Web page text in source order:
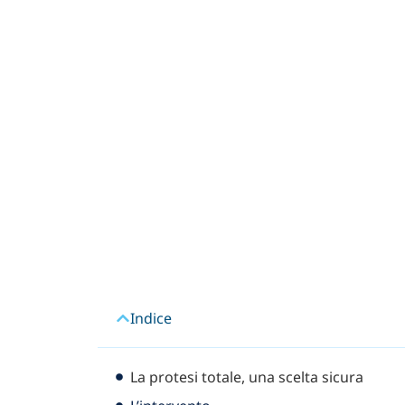
Indice
La protesi totale, una scelta sicura